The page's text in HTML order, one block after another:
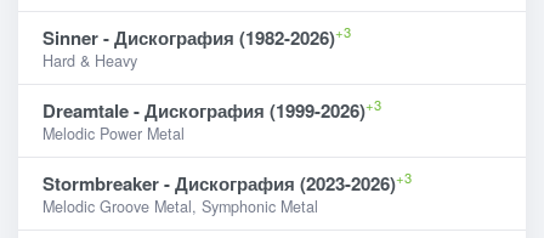
Sinner - Дискография (1982-2026)+3
Hard & Heavy
Dreamtale - Дискография (1999-2026)+3
Melodic Power Metal
Stormbreaker - Дискография (2023-2026)+3
Melodic Groove Metal, Symphonic Metal